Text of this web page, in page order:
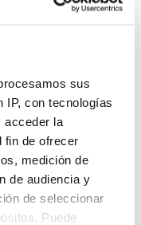
sus
IP, con tecnologías
acceder la
fin de ofrecer
medición de
de audiencia y
de seleccionar
Puede
8
el proceso
toda la
y hacemos lo
con el resto de
Pondremos peso
para mejorar el
de pegado.